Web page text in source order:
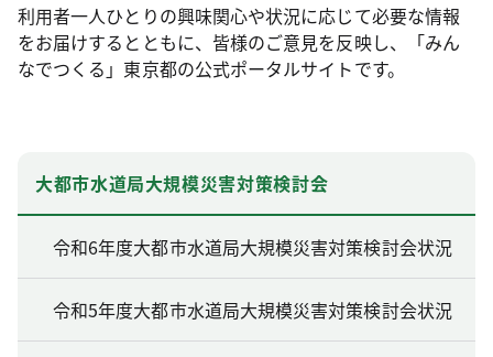
利用者一人ひとりの興味関心や状況に応じて必要な情報
をお届けするとともに、皆様のご意見を反映し、「みん
なでつくる」東京都の公式ポータルサイトです。
大都市水道局大規模災害対策検討会
令和6年度大都市水道局大規模災害対策検討会状況
令和5年度大都市水道局大規模災害対策検討会状況